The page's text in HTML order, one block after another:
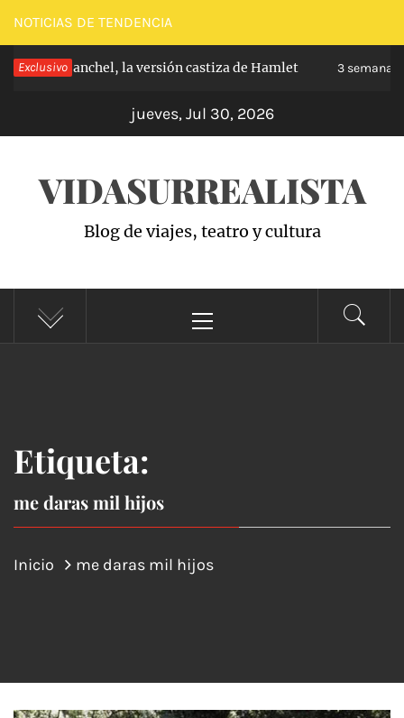
Saltar
al
contenido
NOTICIAS DE TENDENCIA
Exclusivo
de Carabanchel, la versión castiza de Hamlet 3 semanas
jueves, Jul 30, 2026
VIDASURREALISTA
Blog de viajes, teatro y cultura
principal
Etiqueta:
me daras mil hijos
Inicio me daras mil hijos